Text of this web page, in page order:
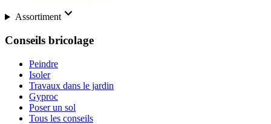
Assortiment
Conseils bricolage
Peindre
Isoler
Travaux dans le jardin
Gyproc
Poser un sol
Tous les conseils